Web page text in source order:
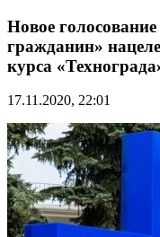
Новое
гражданин»
курса
17.11.2020, 22:01